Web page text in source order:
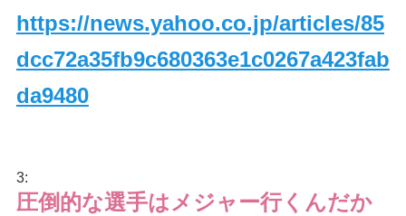
https://news.yahoo.co.jp/articles/85
dcc72a35fb9c680363e1c0267a423fab
da9480
3:
圧倒的な選手はメジャー行くんだか